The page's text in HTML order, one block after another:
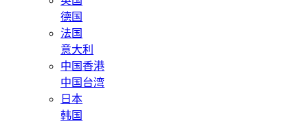
德国
法国
意大利
中国香港
中国台湾
日本
韩国